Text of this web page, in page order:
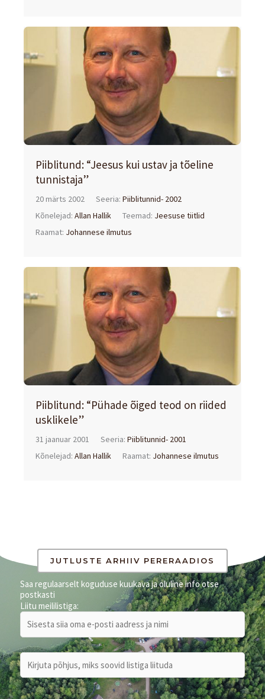
Piiblitund: “Jeesus kui ustav ja tõeline
tunnistaja”
20 märts 2002 Seeria:Piiblitunnid- 2002
Kõnelejad:Allan Hallik Teemad: Jeesuse tiitlid
Raamat: Johannese ilmutus
Piiblitund: “Pühade õiged teod on riided
usklikele”
31 jaanuar 2001 Seeria:Piiblitunnid- 2001
Kõnelejad:Allan Hallik Raamat: Johannese ilmutus
JUTLUSTE ARHIIV PERERAADIOS
Saa regulaarselt koguduse kuukava ja oluline info otse
postkasti
Liitu meililistiga: